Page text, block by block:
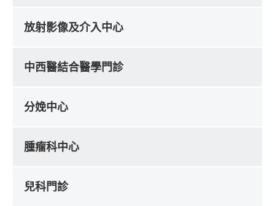
放射影像及介入中心
中西醫結合醫學門診
分娩中心
腫瘤科中心
兒科門診